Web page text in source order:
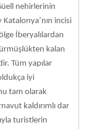
nehirlerinin
incisi
İberyalılardan
kalan
Tüm yapılar
iyi
tam olarak
kaldırımlı dar
turistlerin